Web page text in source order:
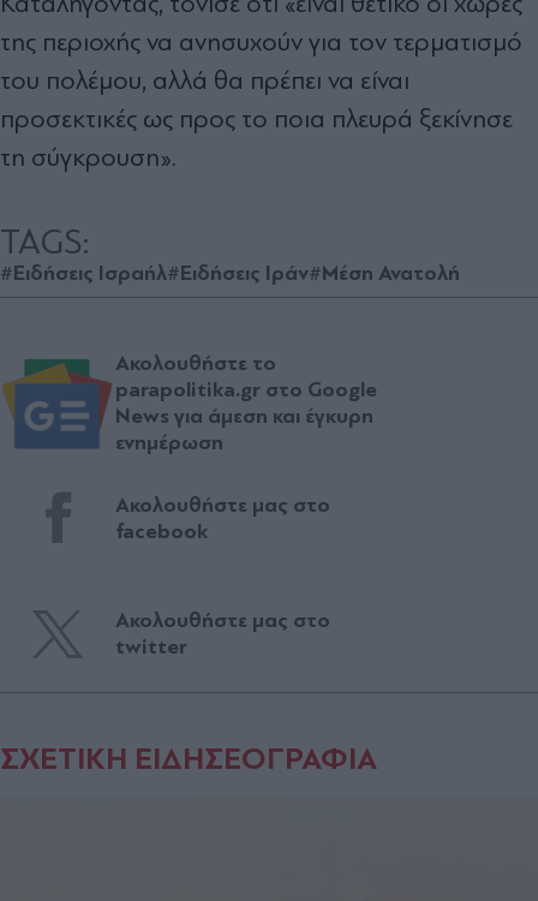
της περιοχής να ανησυχούν για τον τερματισμό
του πολέμου, αλλά θα πρέπει να είναι
προσεκτικές ως προς το ποια πλευρά ξεκίνησε
τη σύγκρουση».
TAGS:
#Ειδήσεις Ισραήλ#Ειδήσεις Ιράν#Μέση Ανατολή
Ακολουθήστε το
parapolitika.gr στο Google
News για άμεση και έγκυρη
ενημέρωση
Ακολουθήστε μας στο
facebook
Ακολουθήστε μας στο
twitter
ΣΧΕΤΙΚΗ ΕΙΔΗΣΕΟΓΡΑΦΙΑ